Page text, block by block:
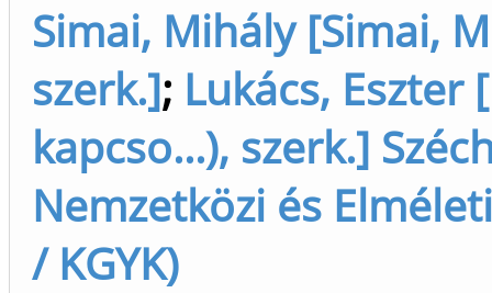
Simai, Mihály [Simai,
szerk.]; Lukács, Eszter
kapcso...), szerk.]
Nemzetközi és
/ KGYK)